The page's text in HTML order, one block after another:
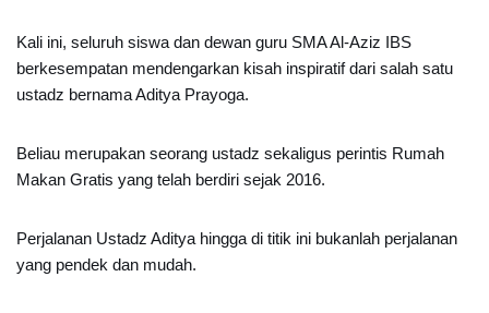
Kali ini, seluruh siswa dan dewan guru SMA Al-Aziz IBS
berkesempatan mendengarkan kisah inspiratif dari salah satu
ustadz bernama Aditya Prayoga.
Beliau merupakan seorang ustadz sekaligus perintis Rumah
Makan Gratis yang telah berdiri sejak 2016.
Perjalanan Ustadz Aditya hingga di titik ini bukanlah perjalanan
yang pendek dan mudah.